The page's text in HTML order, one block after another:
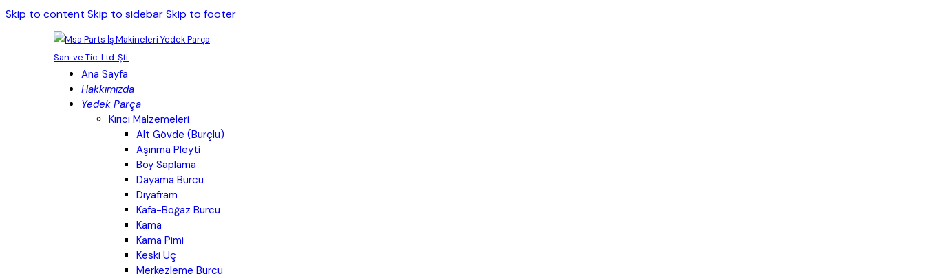
Skip to content Skip to sidebarSkip to footer
Ana Sayfa
Hakkımızda
Yedek Parça
Kırıcı Malzemeleri
Alt Gövde (Burçlu)
Aşınma Pleyti
Boy Saplama
Dayama Burcu
Diyafram
Kafa-Boğaz Burcu
Kama
Kama Pimi
Keski Uç
Merkezleme Burcu